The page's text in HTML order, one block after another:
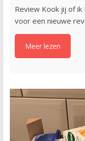
Review Kook jij of
voor een nieuwe
Meer lezen